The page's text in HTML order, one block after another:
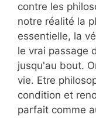
contre les
notre réalité la
essentielle, la
le vrai passage
jusqu'au bout.
vie. Etre
condition et
parfait comme